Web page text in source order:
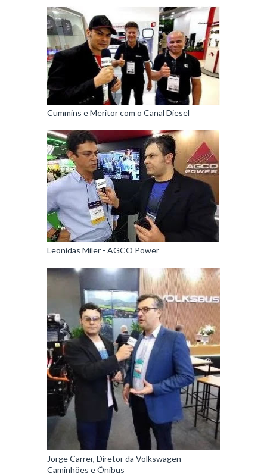
Cummins e Meritor com o Canal Diesel
Leonidas Miler - AGCO Power
Jorge Carrer, Diretor da Volkswagen
Caminhões e Ônibus